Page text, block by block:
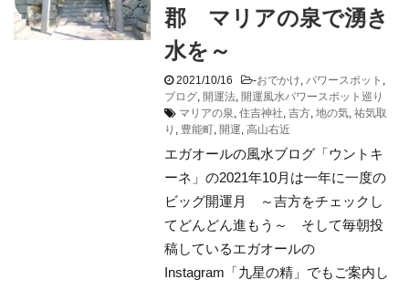
郡 マリアの泉で湧き
水を～
2021/10/16 -おでかけ, パワースポット ,
ブログ, 開運法, 開運風水パワースポット巡り
マリアの泉, 住吉神社, 吉方, 地の気, 祐気取
り , 豊能町, 開運, 高山右近
エガオールの風水ブログ「ウントキ
ーネ」の2021年10月は一年に一度の
ビッグ開運月 ～吉方をチェックし
てどんどん進もう～ そして毎朝投
稿しているエガオールの
Instagram「九星の精」でもご案内し